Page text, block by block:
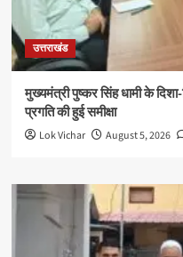
उत्तराखंड
मुख्यमंत्री पुष्कर सिंह धामी के
प्रगति की हुई समीक्षा
Lok Vichar August 5, 2026